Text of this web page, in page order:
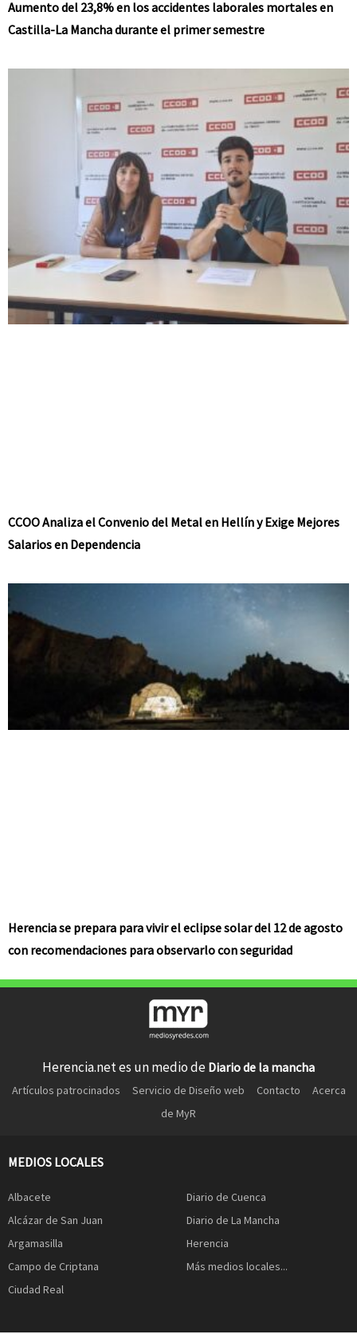
Aumento del 23,8% en los accidentes laborales mortales en
Castilla-La Mancha durante el primer semestre
CCOO Analiza el Convenio del Metal en Hellín y Exige Mejores
Salarios en Dependencia
Herencia se prepara para vivir el eclipse solar del 12 de agosto
con recomendaciones para observarlo con seguridad
Herencia.net es un medio de Diario de la mancha
Artículos patrocinados Servicio de Diseño web Contacto
Acerca
de MyR
MEDIOS LOCALES
Albacete
Alcázar de San Juan
Argamasilla
Campo de Criptana
Ciudad Real
Diario de Cuenca
Diario de La Mancha
Herencia
Más medios locales...